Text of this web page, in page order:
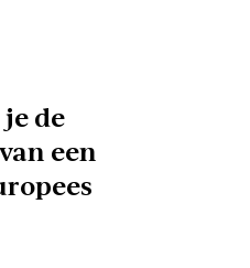
de
een